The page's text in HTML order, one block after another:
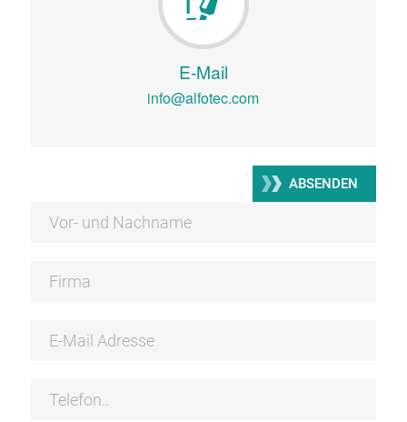
E-Mail
info@alfotec.com